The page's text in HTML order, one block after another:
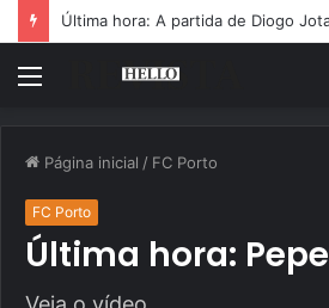
Menu
Página inicial / FC Porto
FC Porto
Última hora: Pepe